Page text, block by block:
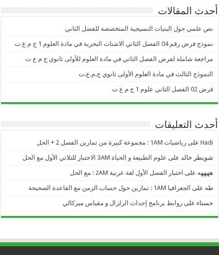
أحدث المقالات
نص علمي حول البنيات النسيجية المتخصصة للفصل الثاني
نموذج فرض رقم 04 الفصل الثاني الاشنات البحرية في مادة العلوم 1 ج م ع ت
مراجعة شاملة لفرض الفصل الثاني في مادة العلوم للأولى ثانوي ج م ع ت
النموذج الثالث في مادة العلوم الأولى ثانوي ج.م.ع.ت
فرض 02 الفصل الثاني علوم 1 ج م ع ت
أحدث التعليقات
Hadi علىرياضيات 1AM : مجموعة كبيرة من تمارين الفصل 2 + الحل
شويطر خالد على علوم الطبيعة و الحياة 3AM الاختبار للثلاثي الأول مع الحل
ههههه على اختبار الفصل الأول لغة عربية 2AM : مع الحل
طه على الجغرافيا 1AM : تمارين حول حساب الزمن مع القاعدة الصحيحة
حسناء علىروابط برنامج إحداث الزلزال و مقياس ميركالي